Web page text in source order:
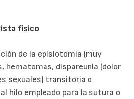
físico
de la episiotomía (muy
hematomas, dispareunia (dolor
sexuales) transitoria o
hilo empleado para la sutura o